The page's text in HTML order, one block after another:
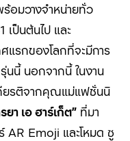
อมวางจำหน่ายทั่ว
ป็นต้นไป และ
แรกของโลกที่จะมีการ
นนี้ นอกจากนี้ ในงาน
ยรติจากคุณแม่แฟชั่นนิ
า เอ ฮาร์เก็ต” ที่มา
AR Emoji และโหมด ซู